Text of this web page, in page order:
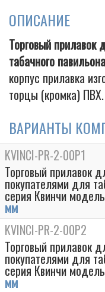
Cigarette
ОПИСАНИЕ
Торговый прилавок
табачного павильона
корпус прилавка
торцы (кромка) ПВХ.
ВАРИАНТЫ
KVINCI-PR-2-00P1
Торговый прилавок
покупателями для
серия Квинчи
мм
KVINCI-PR-2-00P2
Торговый прилавок
покупателями для
серия Квинчи
мм